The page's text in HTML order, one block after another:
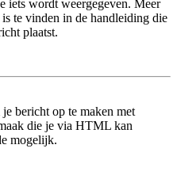
iets wordt weergegeven. Meer
te vinden in de handleiding die
plaatst.
bericht op te maken met
die je via HTML kan
mogelijk.